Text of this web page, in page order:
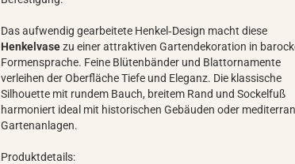
Das aufwendig gearbeitete Henkel‑Design macht diese
Henkelvasezu einer attraktiven Gartendekoration in
Formensprache. Feine Blütenbänder und Blattornamente
verleihen der Oberfläche Tiefe und Eleganz. Die klassische
Silhouette mit rundem Bauch, breitem Rand und Sockelfuß
harmoniert ideal mit historischen Gebäuden oder
Gartenanlagen.
Produktdetails: